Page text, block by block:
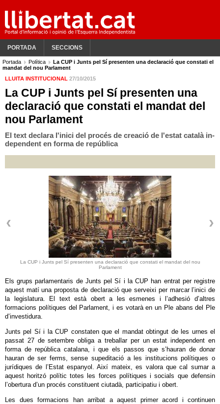
PORTADA SECCIONS
Portada Política
La CUP i Junts pel Sí presenten una declaració que constati el
mandat del nou Parlament
LLUITA INSTITUCIONAL 27/10/2015
La CUP i Junts pel Sí presenten una
declaració que constati el mandat del
nou Parlament
El text declara l'inici del procés de creació de l'estat català in­
dependent en forma de república
La CUP i Junts pel Sí presenten una declaració que constati el mandat del nou
Parlament
Els grups parlamentaris de Junts pel Sí i la CUP han entrat per registre
aquest matí una proposta de declaració que serveixi per marcar l’inici de
la legislatura. El text està obert a les esmenes i l’adhesió d’altres
formacions polítiques del Parlament, i es votarà en un Ple abans del Ple
d’investidura.
Junts pel Sí i la CUP constaten que el mandat obtingut de les urnes el
passat 27 de setembre obliga a treballar per un estat independent en
forma de república catalana, i que els passos que s’hauran de donar
hauran de ser ferms, sense supeditació a les institucions polítiques o
jurídiques de l’Estat espanyol. Així mateix, es valora que cal sumar a
aquest horitzó polític totes les forces polítiques i socials que defensin
l’obertura d’un procés constituent ciutadà, participatiu i obert.
Les dues formacions han arribat a aquest primer acord i continuen